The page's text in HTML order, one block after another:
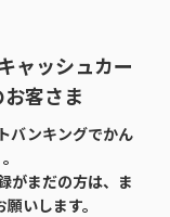
ャッシュカー
客さま
バンキングでかん
がまだの方は、ま
いします。